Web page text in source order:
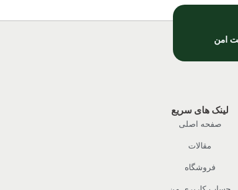
امن
لینک های سریع
صفحه اصلی
مقالات
فروشگاه